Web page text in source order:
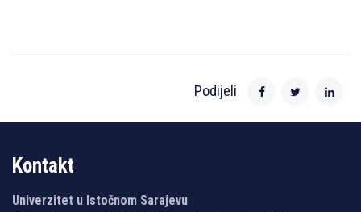
Podijeli
Kontakt
Univerzitet u Istočnom Sarajevu